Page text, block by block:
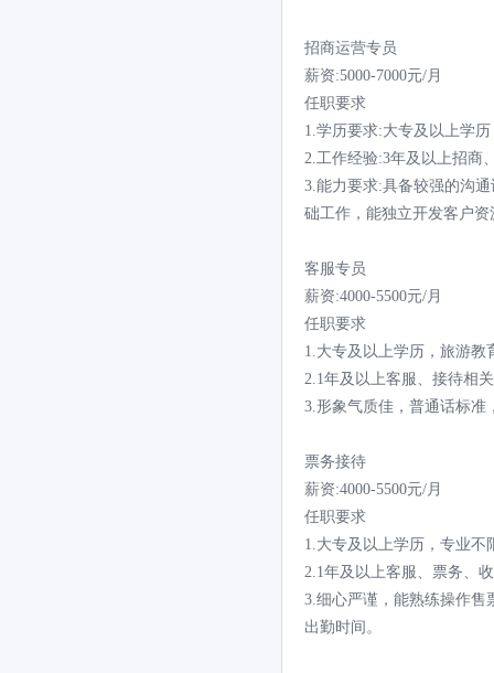
招商运营专员
薪资:5000-7000元/月
任职要求
1.学历要求:大专及以上学
2.工作经验:3年及以上招商
3.能力要求:具备较强的沟
础工作，能独立开发客户资
客服专员
薪资:4000-5500元/月
任职要求
1.大专及以上学历，旅游
2.1年及以上客服、接待相
3.形象气质佳，普通话标准
票务接待
薪资:4000-5500元/月
任职要求
1.大专及以上学历，专业不
2.1年及以上客服、票务、
3.细心严谨，能熟练操作售
出勤时间。